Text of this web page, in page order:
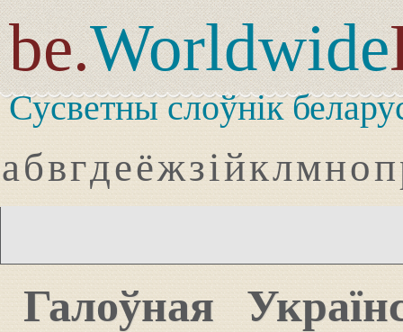
be.Worldwide
Сусветны слоўнік
абвгдеёжзійклмноп
Галоўная